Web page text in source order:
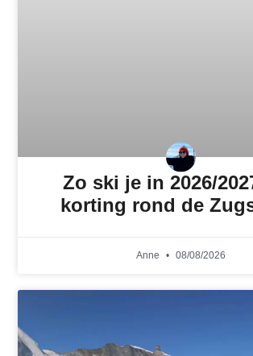
Zo ski je in 2026/
korting rond de
Anne 08/08/2026